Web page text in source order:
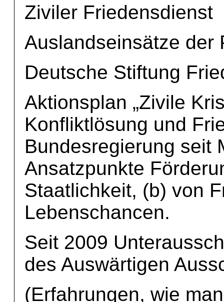
Ziviler Friedensdienst
Auslandseinsätze der
Deutsche Stiftung
Aktionsplan „Zivile
Konfliktlösung und
Bundesregierung seit
Ansatzpunkte
Staatlichkeit, (b) von
Lebenschancen.
Seit 2009
des Auswärtigen
(Erfahrungen, wie